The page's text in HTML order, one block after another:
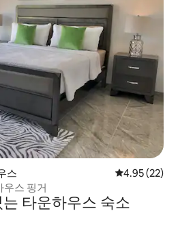
스 평점 4.95점(5
4.95 (22)
우스 핑거
타운하우스 숙소